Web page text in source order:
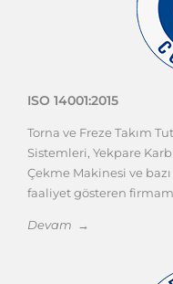
ISO 14001:2015
Torna ve Freze Takım
Sistemleri, Yekpare
Çekme Makinesi ve
faaliyet gösteren
Devam →